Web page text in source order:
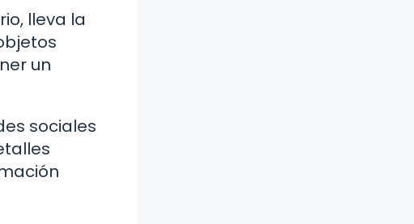
lleva la
un
sociales